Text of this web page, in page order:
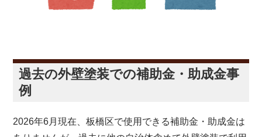
過去の外壁塗装での補助金・助成金事
例
2026年6月現在、板橋区で使用できる補助金・助成金は